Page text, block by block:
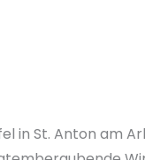
in St. Anton am